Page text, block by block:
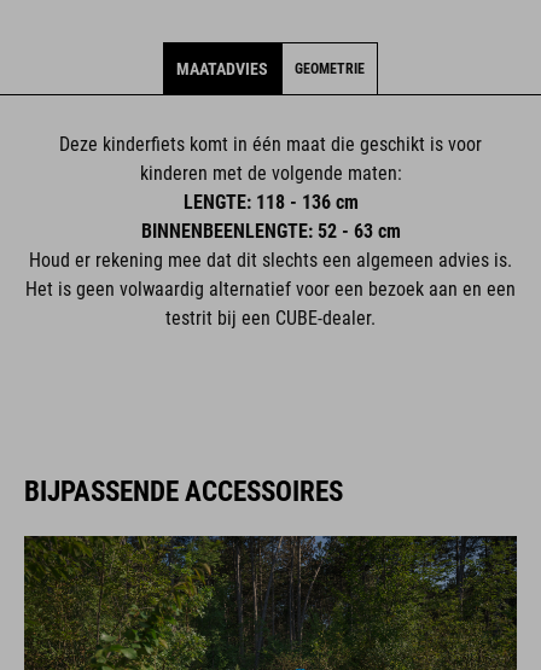
MAATADVIES GEOMETRIE
Deze kinderfiets komt in één maat die geschikt is voor
kinderen met de volgende maten:
LENGTE: 118 - 136 cm
BINNENBEENLENGTE: 52 - 63 cm
Houd er rekening mee dat dit slechts een algemeen advies is.
Het is geen volwaardig alternatief voor een bezoek aan en een
testrit bij een CUBE-dealer.
BIJPASSENDE ACCESSOIRES